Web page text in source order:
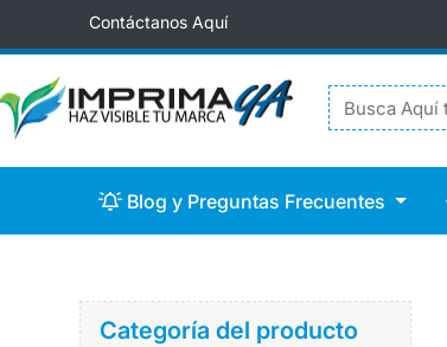
Contáctanos Aquí
Blog y Preguntas Frecuentes
Blog y Preguntas Frecuentes
Categoría del producto